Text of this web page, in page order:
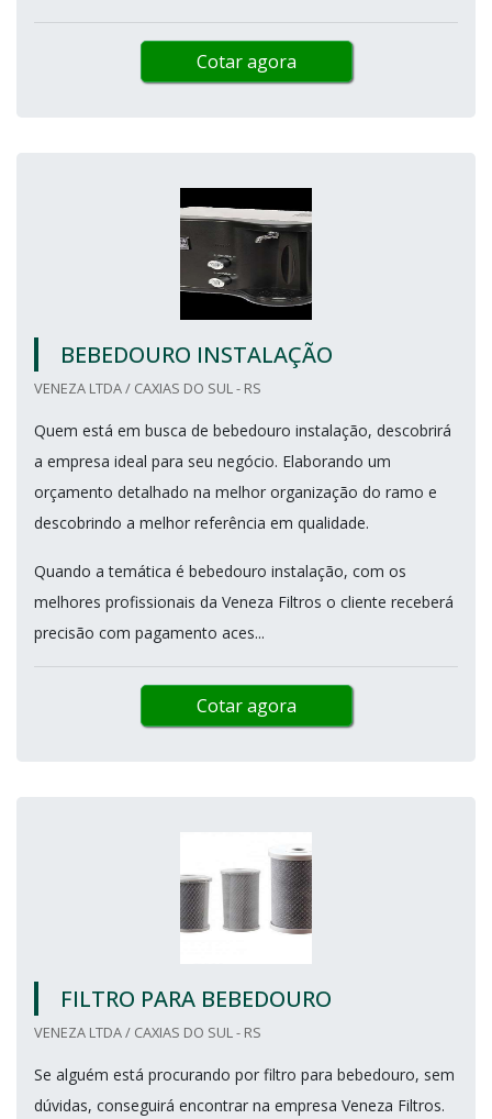
Cotar agora
BEBEDOURO INSTALAÇÃO
VENEZA LTDA / CAXIAS DO SUL - RS
Quem está em busca de bebedouro instalação, descobrirá
a empresa ideal para seu negócio. Elaborando um
orçamento detalhado na melhor organização do ramo e
descobrindo a melhor referência em qualidade.
Quando a temática é bebedouro instalação, com os
melhores profissionais da Veneza Filtros o cliente receberá
precisão com pagamento aces...
Cotar agora
FILTRO PARA BEBEDOURO
VENEZA LTDA / CAXIAS DO SUL - RS
Se alguém está procurando por filtro para bebedouro, sem
dúvidas, conseguirá encontrar na empresa Veneza Filtros.